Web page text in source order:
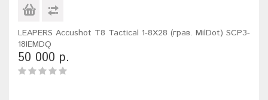
LEAPERS Accushot T8 Tactical 1-8X28 (грав. MilDot) SCP3-
18IEMDQ
50 000 р.